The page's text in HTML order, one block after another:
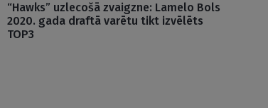
“Hawks” uzlecošā zvaigzne: Lamelo Bols
2020. gada draftā varētu tikt izvēlēts
TOP3